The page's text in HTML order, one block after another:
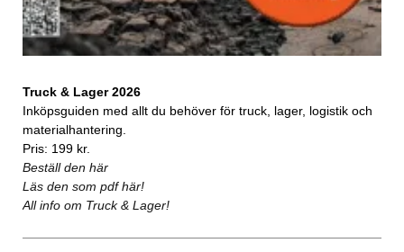
Truck & Lager 2026
Inköpsguiden med allt du behöver för truck, lager, logistik och
materialhantering.
Pris: 199 kr.
Beställ den här
Läs den som pdf här!
All info om Truck & Lager!